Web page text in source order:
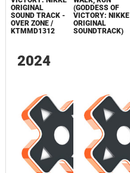
ORIGINAL
SOUND TRACK -
OVER ZONE /
KTMMD1312
(GODDESS OF
VICTORY: NIKKE
ORIGINAL
SOUNDTRACK)
2024